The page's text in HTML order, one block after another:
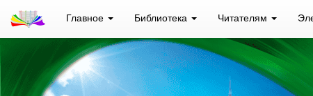
Главное Библиотека Читателям